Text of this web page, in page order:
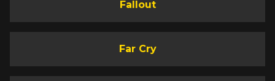
Fallout
Far Cry